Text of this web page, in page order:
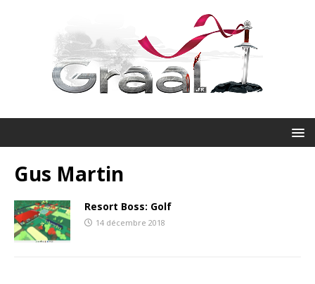
Gus Martin
Resort Boss: Golf
14 décembre 2018